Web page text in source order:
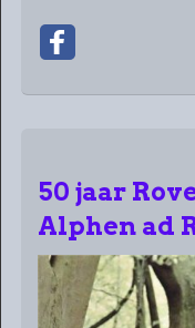
50 jaar
Alphen ad